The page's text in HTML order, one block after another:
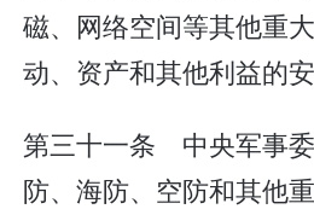
磁、网络空间等其他重
动、资产和其他利益的安
第三十一条 中央军事
防、海防、空防和其他